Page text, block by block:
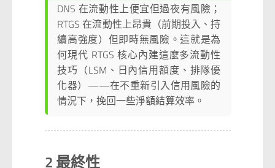
DNS 在流動性上便宜但過夜有風險；
RTGS 在流動性上昂貴（前期投入、持
續高強度）但即時無風險。這就是為
何現代 RTGS 核心內建這麼多流動性
技巧（LSM、日內信用額度、排隊優
化器）——在不重新引入信用風險的
情況下，挽回一些淨額結算效率。
2 最終性